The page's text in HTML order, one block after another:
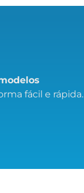
fácil e rápida.